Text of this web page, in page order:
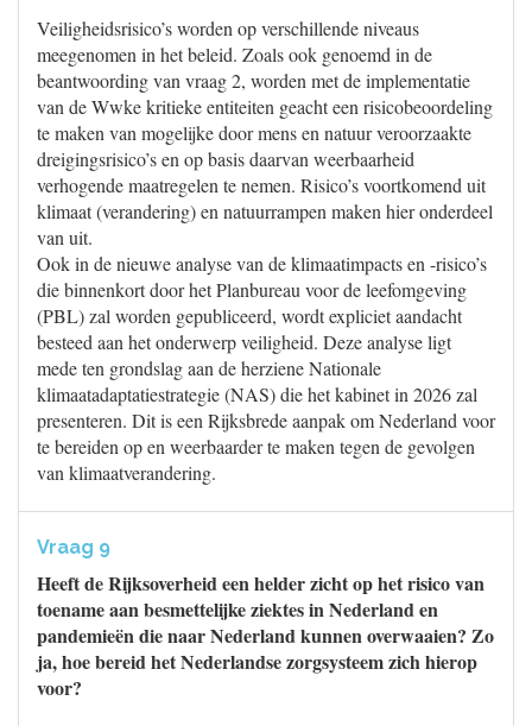
Veiligheidsrisico’s worden op verschillende niveaus
meegenomen in het beleid. Zoals ook genoemd in de
beantwoording van vraag 2, worden met de implementatie
van de Wwke kritieke entiteiten geacht een risicobeoordeling
te maken van mogelijke door mens en natuur veroorzaakte
dreigingsrisico’s en op basis daarvan weerbaarheid
verhogende maatregelen te nemen. Risico’s voortkomend uit
klimaat (verandering) en natuurrampen maken hier onderdeel
van uit.
Ook in de nieuwe analyse van de klimaatimpacts en -risico’s
die binnenkort door het Planbureau voor de leefomgeving
(PBL) zal worden gepubliceerd, wordt expliciet aandacht
besteed aan het onderwerp veiligheid. Deze analyse ligt
mede ten grondslag aan de herziene Nationale
klimaatadaptatiestrategie (NAS) die het kabinet in 2026 zal
presenteren. Dit is een Rijksbrede aanpak om Nederland voor
te bereiden op en weerbaarder te maken tegen de gevolgen
van klimaatverandering.
Vraag 9
Heeft de Rijksoverheid een helder zicht op het risico van
toename aan besmettelijke ziektes in Nederland en
pandemieën die naar Nederland kunnen overwaaien? Zo
ja, hoe bereid het Nederlandse zorgsysteem zich hierop
voor?